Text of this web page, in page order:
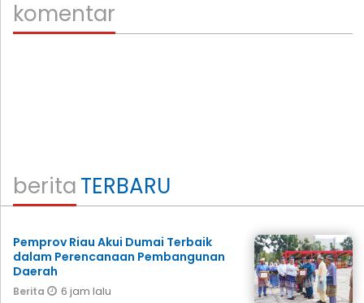
komentar
beritaTERBARU
Pemprov Riau Akui Dumai Terbaik
dalam Perencanaan Pembangunan
Daerah
Berita 6 jam lalu